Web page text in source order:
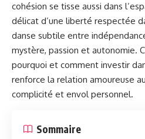
cohésion se tisse aussi dans
délicat d’une liberté respectée
danse subtile entre
mystère, passion et autonomie.
pourquoi et comment investir
renforce la relation amoureuse
complicité et envol personnel.
Sommaire